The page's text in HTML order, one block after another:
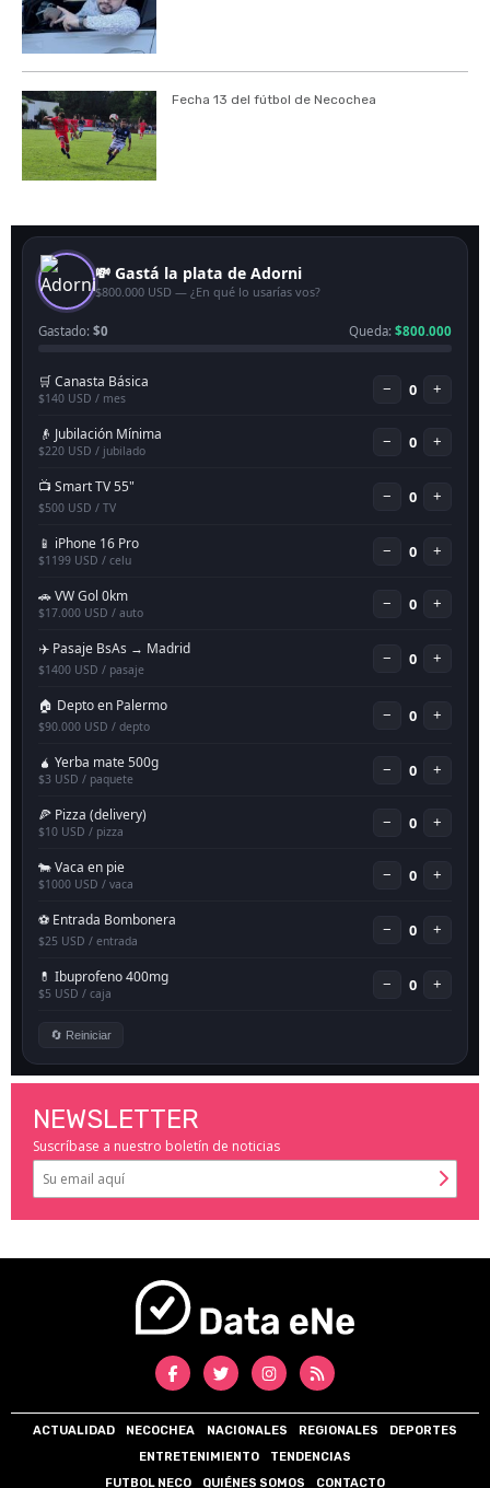
Fecha 13 del fútbol de Necochea
NEWSLETTER
Suscríbase a nuestro boletín de noticias
ACTUALIDAD NECOCHEA NACIONALES REGIONALES
DEPORTES
ENTRETENIMIENTO
TENDENCIAS
FUTBOL NECO
QUIÉNES SOMOS CONTACTO